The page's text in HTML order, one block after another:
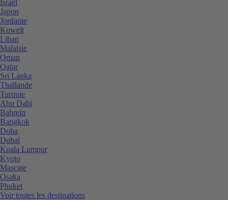
Israël
Japon
Jordanie
Koweït
Liban
Malaisie
Oman
Qatar
Sri Lanka
Thaïlande
Turquie
Abu Dabi
Bahreïn
Bangkok
Doha
Dubaï
Kuala Lumpur
Kyoto
Mascate
Osaka
Phuket
Voir toutes les destinations